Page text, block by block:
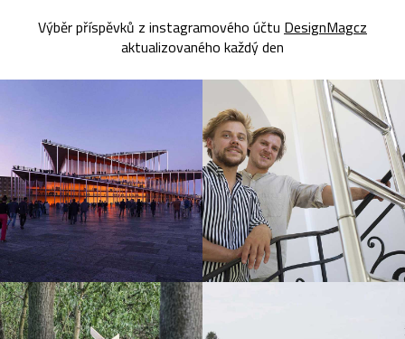
Výběr příspěvků z instagramového účtu DesignMagcz
aktualizovaného každý den